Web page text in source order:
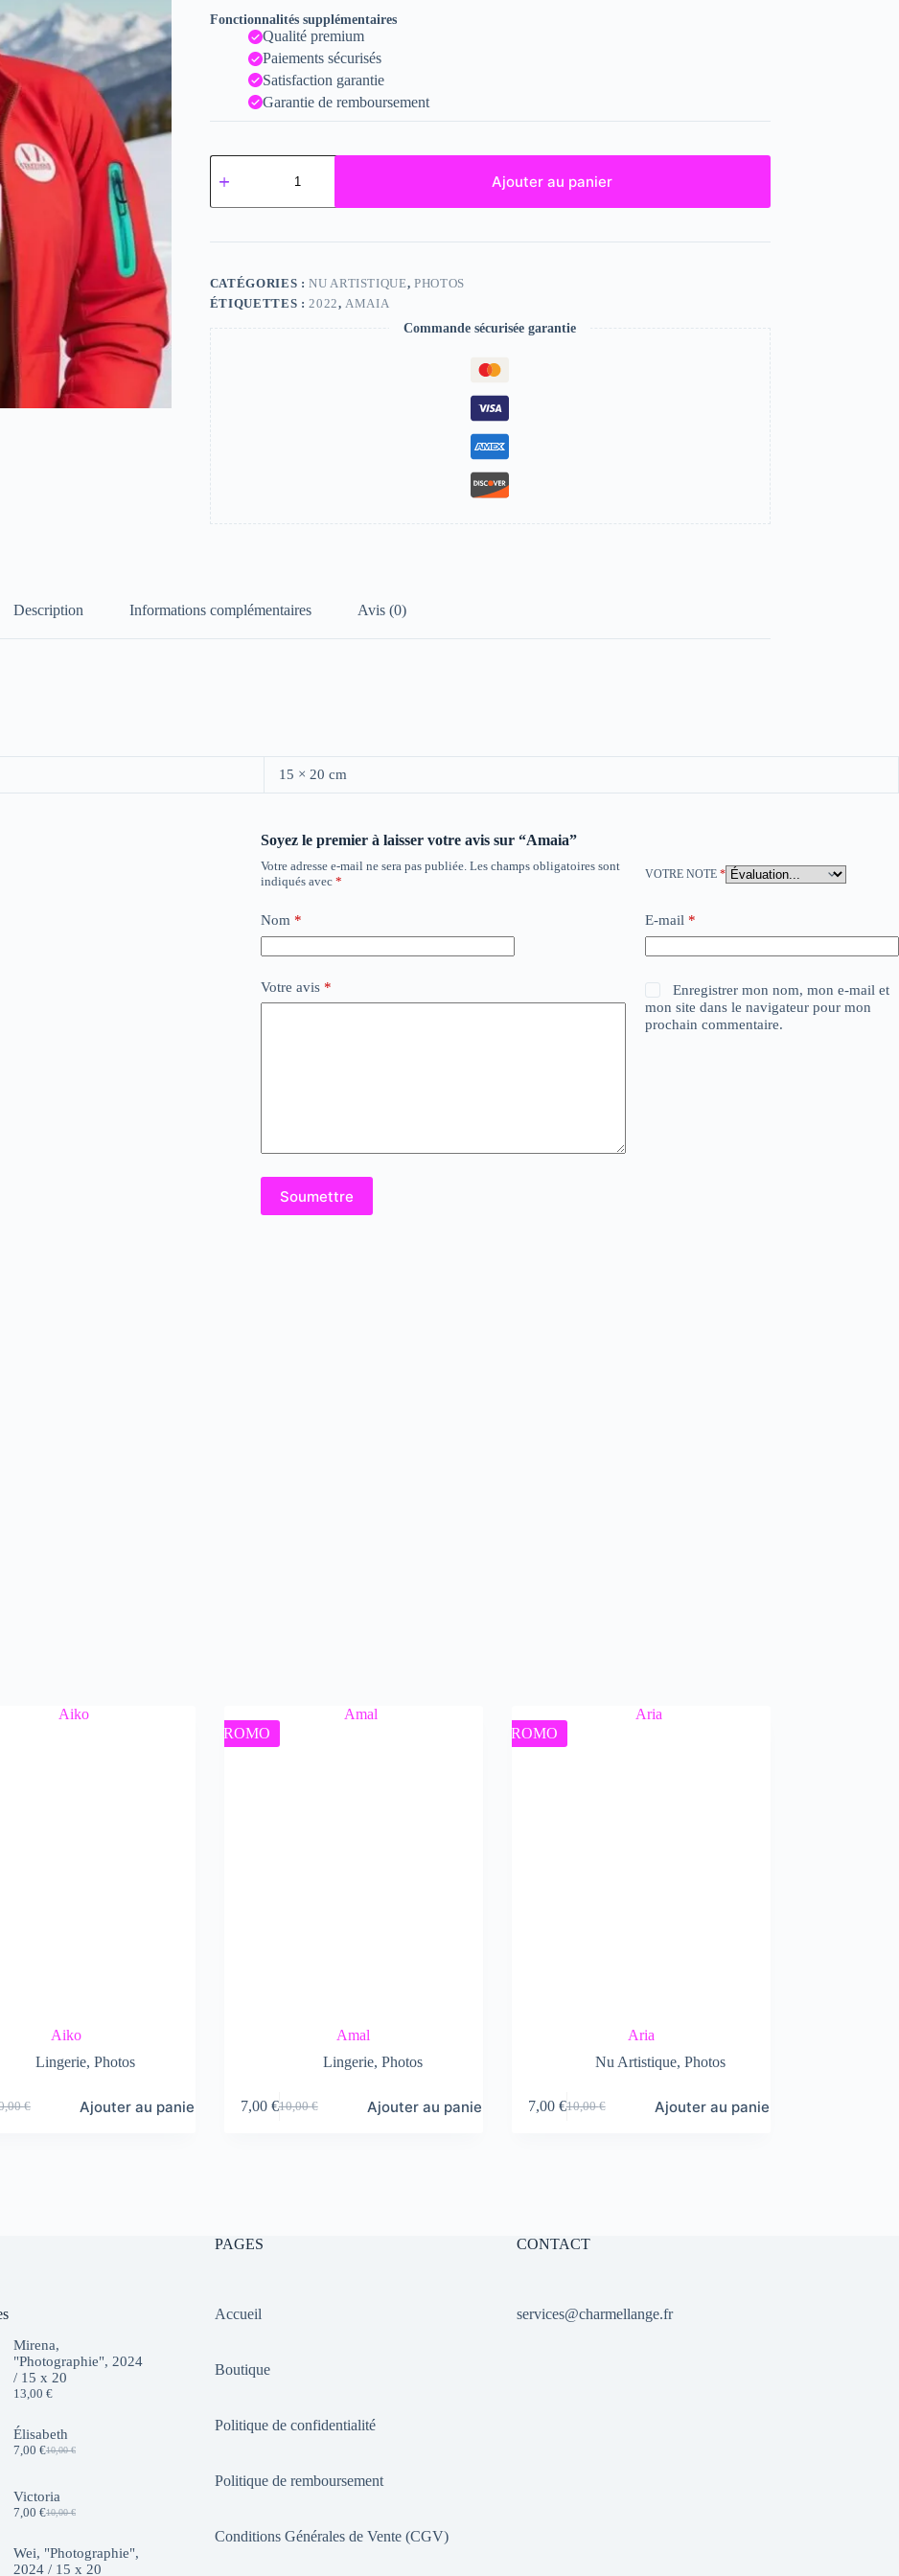
Fonctionnalités supplémentaires
Qualité premium
Paiements sécurisés
Satisfaction garantie
Garantie de remboursement
quantité
de
Ajouter au panier
CATÉGORIES :NU ARTISTIQUE,PHOTOS
ÉTIQUETTES : 2022, AMAIA
Commande sécurisée garantie
Description Informations complémentaires Avis (0)
15 × 20 cm
Soyez le premier à laisser votre avis sur “Amaia”
Votre adresse e-mail ne sera pas publiée. Les champs obligatoires sont
indiqués avec *
VOTRE NOTE *
Nom * E-mail *
Votre avis *
Enregistrer mon nom, mon e-mail et
mon site dans le navigateur pour mon
prochain commentaire.
Soumettre
Aiko
Lingerie, Photos
€ Ajouter au panier
PROMO
Amal
Lingerie, Photos
10,00€
Le
7,00 €Le
Ajouter au panier
PROMO
Aria
Nu Artistique, Photos
10,00€
Le
7,00 €Le
Ajouter au panier
Mirena,
"Photographie", 2024
/ 15 x 20
13,00 €
Élisabeth
10,00€
Le
était :
10,00 €.
7,00 €Le
est :
7,00 €.
Victoria
10,00€
Le
initial
était :
7,00 €Le
actuel
est :
Wei, "Photographie",
2024 / 15 x 20
PAGES
Accueil
Boutique
Politique de confidentialité
Politique de remboursement
Conditions Générales de Vente (CGV)
CONTACT
services@charmellange.fr